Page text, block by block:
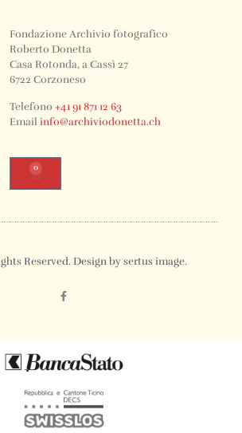
Fondazione Archivio fotografico
Roberto Donetta
Casa Rotonda, a Cassì 27
6722 Corzoneso
Telefono+41 91 871 12 63
Emailinfo@archiviodonetta.ch
0
Reserved. Design by sertus image.